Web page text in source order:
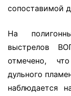
сопоставимой
На
выстрелов
отмечено,
дульного
наблюдается